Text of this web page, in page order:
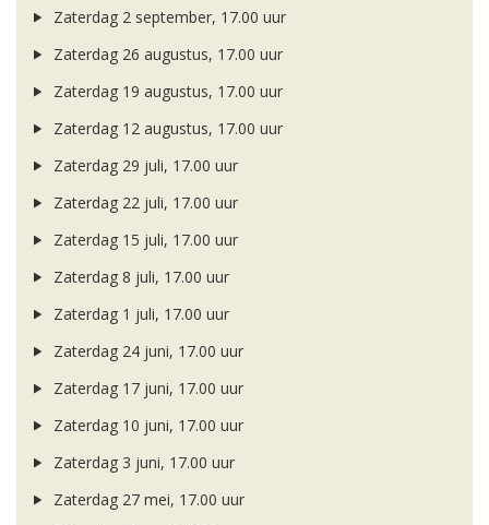
Zaterdag 2 september, 17.00 uur
Zaterdag 26 augustus, 17.00 uur
Zaterdag 19 augustus, 17.00 uur
Zaterdag 12 augustus, 17.00 uur
Zaterdag 29 juli, 17.00 uur
Zaterdag 22 juli, 17.00 uur
Zaterdag 15 juli, 17.00 uur
Zaterdag 8 juli, 17.00 uur
Zaterdag 1 juli, 17.00 uur
Zaterdag 24 juni, 17.00 uur
Zaterdag 17 juni, 17.00 uur
Zaterdag 10 juni, 17.00 uur
Zaterdag 3 juni, 17.00 uur
Zaterdag 27 mei, 17.00 uur